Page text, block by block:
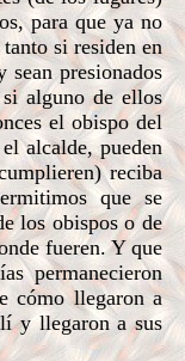
para que ya no
si residen en
presionados
alguno de ellos
el obispo del
alcalde, pueden
reciba
que se
los obispos o de
fueren. Y que
permanecieron
cómo llegaron a
y llegaron a sus